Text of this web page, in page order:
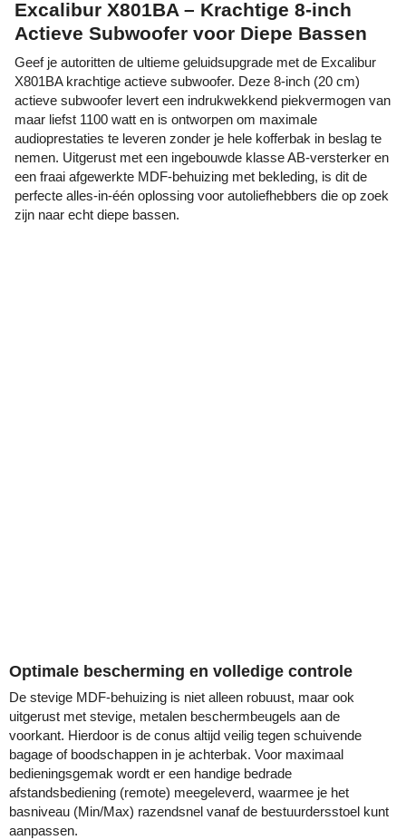
Excalibur X801BA – Krachtige 8-inch
Actieve Subwoofer voor Diepe Bassen
Geef je autoritten de ultieme geluidsupgrade met de Excalibur
X801BA krachtige actieve subwoofer. Deze 8-inch (20 cm)
actieve subwoofer levert een indrukwekkend piekvermogen van
maar liefst 1100 watt en is ontworpen om maximale
audioprestaties te leveren zonder je hele kofferbak in beslag te
nemen. Uitgerust met een ingebouwde klasse AB-versterker en
een fraai afgewerkte MDF-behuizing met bekleding, is dit de
perfecte alles-in-één oplossing voor autoliefhebbers die op zoek
zijn naar echt diepe bassen.
Optimale bescherming en volledige controle
De stevige MDF-behuizing is niet alleen robuust, maar ook
uitgerust met stevige, metalen beschermbeugels aan de
voorkant. Hierdoor is de conus altijd veilig tegen schuivende
bagage of boodschappen in je achterbak. Voor maximaal
bedieningsgemak wordt er een handige bedrade
afstandsbediening (remote) meegeleverd, waarmee je het
basniveau (Min/Max) razendsnel vanaf de bestuurdersstoel kunt
aanpassen.